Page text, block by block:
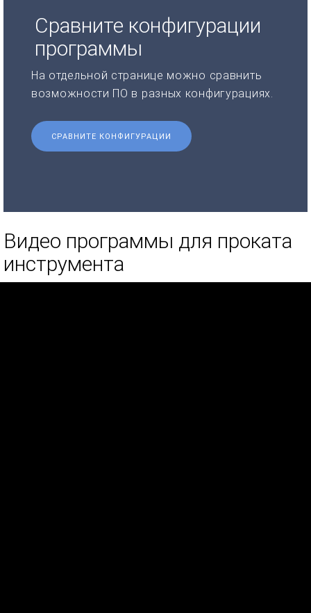
Сравните конфигурации
программы
На отдельной странице можно сравнить
возможности ПО в разных конфигурациях.
СРАВНИТЕ КОНФИГУРАЦИИ
Видео программы для проката
инструмента